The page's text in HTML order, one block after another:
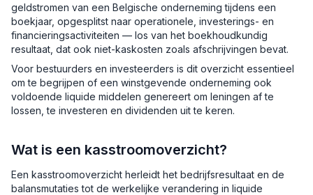
geldstromen van een Belgische onderneming tijdens een
boekjaar, opgesplitst naar operationele, investerings- en
financieringsactiviteiten — los van het boekhoudkundig
resultaat, dat ook niet-kaskosten zoals afschrijvingen bevat.
Voor bestuurders en investeerders is dit overzicht essentieel
om te begrijpen of een winstgevende onderneming ook
voldoende liquide middelen genereert om leningen af te
lossen, te investeren en dividenden uit te keren.
Wat is een kasstroomoverzicht?
Een kasstroomoverzicht herleidt het bedrijfsresultaat en de
balansmutaties tot de werkelijke verandering in liquide